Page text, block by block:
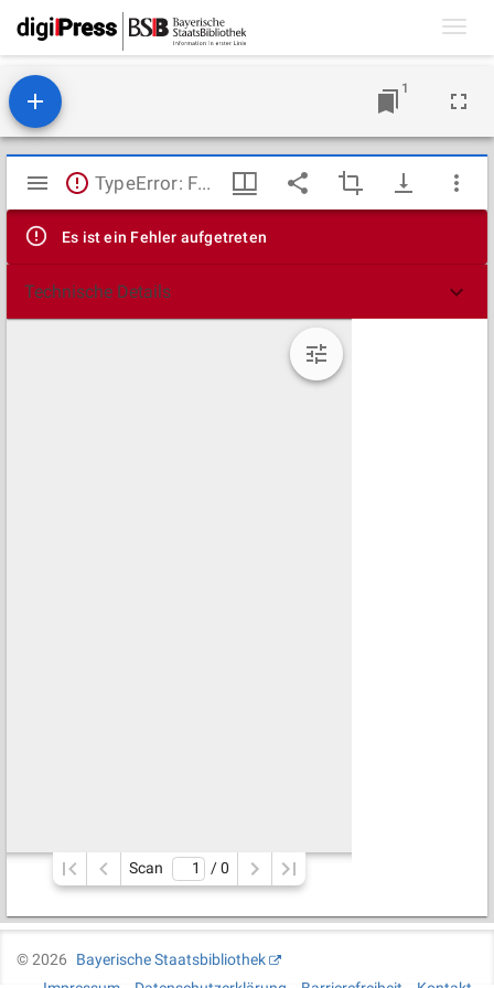
1
Mirador
Viewer
TypeError: Failed to fetch
Es ist ein Fehler aufgetreten
Technische Details
Scan / 0
©2026
Bayerische Staatsbibliothek